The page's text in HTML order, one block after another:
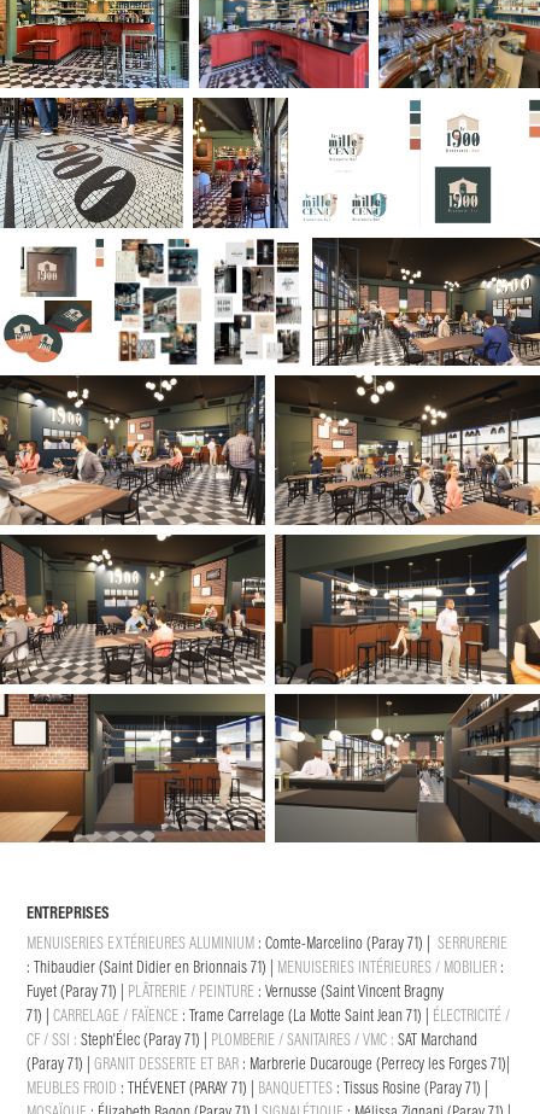
ENTREPRISES
MENUISERIES EXTÉRIEURES ALUMINIUM :Comte-Marcelino (Paray 71) |SERRURERIE
:Thibaudier (Saint Didier en Brionnais 71) MENUISERIES INTÉRIEURES / MOBILIER :
Fuyet (Paray 71)
PLÂTRERIE / PEINTURE :Vernusse (Saint Vincent Bragny
71) |CARRELAGE / FAÏENCE :Trame Carrelage (La Motte Saint Jean 71)
ÉLECTRICITÉ /
CF / SSI : Steph'Élec (Paray 71) PLOMBERIE / SANITAIRES / VMC : SAT Marchand
(Paray 71) |GRANIT DESSERTE ET BAR : Marbrerie Ducarouge (Perrecy les Forges 71)
MEUBLES FROID : THÉVENET (PARAY 71) BANQUETTES :Tissus Rosine (Paray 71)